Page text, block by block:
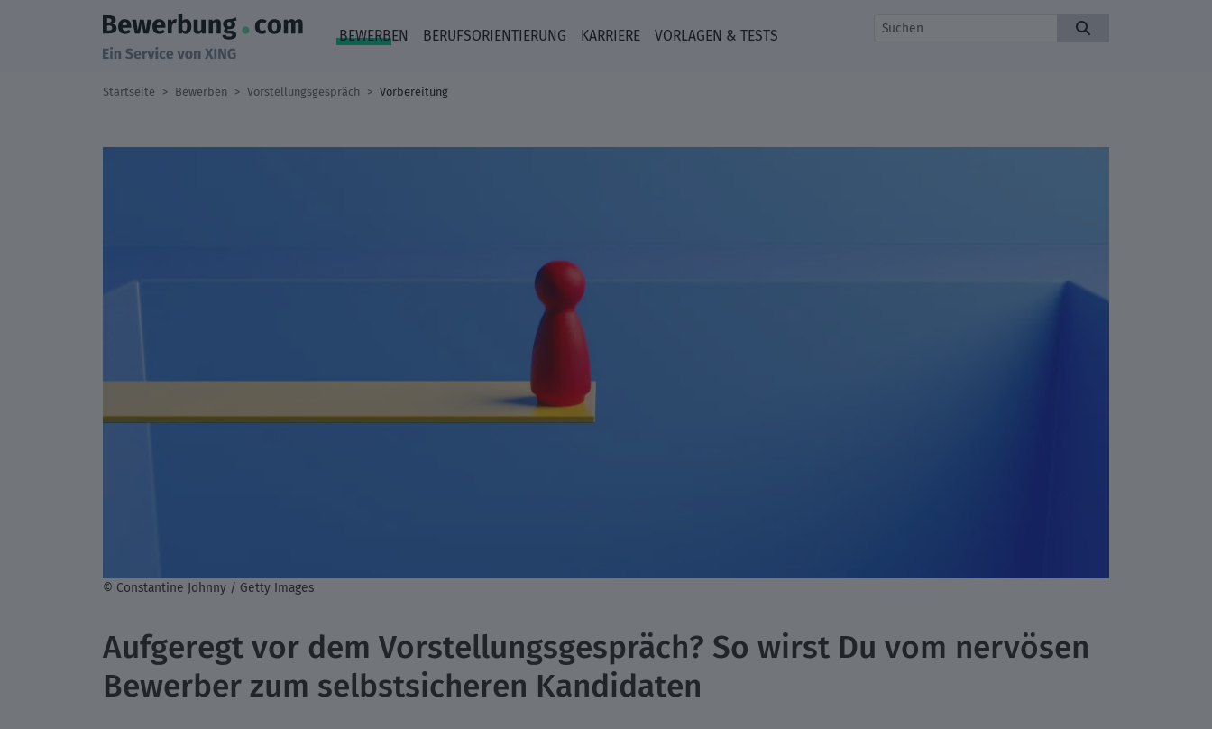
BEWERBEN BERUFSORIENTIERUNG KARRIERE VORLAGEN & TESTS
Startseite Bewerben Vorstellungsgespräch Vorbereitung
© Constantine Johnny / Getty Images
Aufgeregt vor dem Vorstellungsgespräch? So wirst Du vom nervösen
Bewerber zum selbstsicheren Kandidaten